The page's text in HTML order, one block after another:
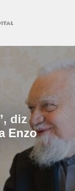
diz
Enzo